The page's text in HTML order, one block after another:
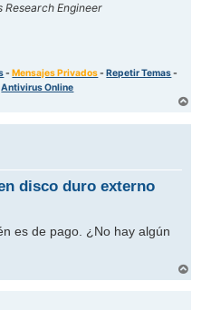
Research Engineer
-Mensajes Privados-Repetir Temas-
Antivirus Online
r
disco duro externo
es de pago. ¿No hay algún
r